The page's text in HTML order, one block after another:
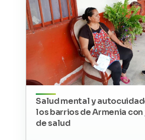
Salud mental y
los barrios de Armenia
de salud